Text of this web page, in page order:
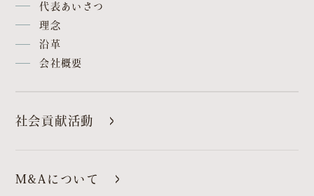
代表あいさつ
理念
沿革
会社概要
社会貢献活動
M&Aについて